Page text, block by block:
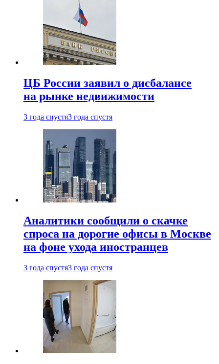
ЦБ России заявил о дисбалансе
на рынке недвижимости
3 года спустя3 года спустя
Аналитики сообщили о скачке
спроса на дорогие офисы в Москве
на фоне ухода иностранцев
3 года спустя3 года спустя